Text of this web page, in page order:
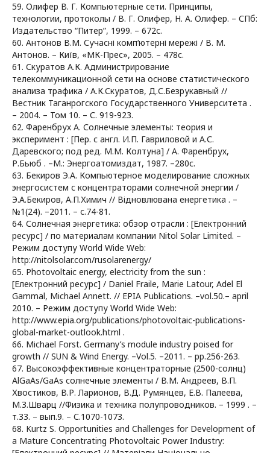
59. Олифер В. Г. Компьютерные сети. Принципы,
технологии, протоколы / В. Г. Олифер, Н. А. Олифер. – СПб:
Издательство “Питер”, 1999. – 672с.
60. Антонов В.М. Сучасні комп‘ютерні мережі / В. М.
Антонов. – Київ, «МК-Прес», 2005. – 478с.
61. Скуратов А.К. Администрирование
телекоммуникационной сети на основе статистического
анализа трафика / А.К.Скуратов, Д.С.Безрукавный //
Вестник Таганрогского Государственного Университета .
– 2004. – Том 10. – С. 919-923.
62. Фаренбрух А. Солнечные элементы: теория и
эксперимент : [Пер. с англ. И.П. Гавриловой и А.С.
Даревского; под ред. М.М. Колтуна] / А. Фаренбрух,
Р.Бьюб . –М.: Энергоатомиздат, 1987. –280с.
63. Бекиров Э.А. Компьютерное моделирование сложных
энергосистем с концентраторами солнечной энергии /
Э.А.Бекиров, А.П.Химич // Відновлювана енергетика . –
№1(24). –2011. – с.74-81.
64. Солнечная энергетика: обзор отрасли : [Електронний
ресурс] / по материалам компании Nitol Solar Limited. –
Режим доступу World Wide Web:
http://nitolsolar.com/rusolarenergy/
65. Photovoltaic energy, electricity from the sun :
[Електронний ресурс] / Daniel Fraile, Marie Latour, Adel El
Gammal, Michael Annett. // EPIA Publications. –vol.50.– april
2010. – Режим доступу World Wide Web:
http://www.epia.org/publications/photovoltaic-publications-
global-market-outlook.html .
66. Michael Forst. Germany’s module industry poised for
growth // SUN & Wind Energy. –Vol.5. –2011. – pp.256-263.
67. Высокоэффективные концентраторные (2500-солнц)
AlGaAs/GaAs солнечные элементы / В.М. Андреев, В.П.
Хвостиков, В.Р. Ларионов, В.Д. Румянцев, Е.В. Палеева,
М.З.Шварц //Физика и техника полупроводников. – 1999 . –
т.33. – вып.9. – С.1070-1073.
68. Kurtz S. Opportunities and Challenges for Development of
a Mature Concentrating Photovoltaic Power Industry: